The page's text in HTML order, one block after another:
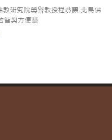
教研究院榮譽教授程恭讓 北島佛
智與方便慧